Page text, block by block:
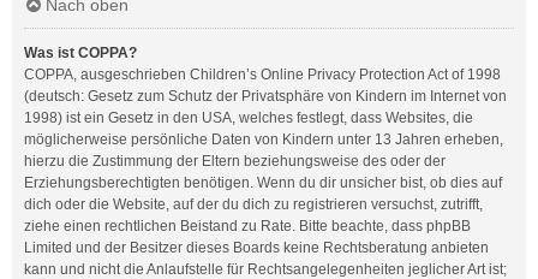
Nach oben
Was ist COPPA?
COPPA, ausgeschrieben Children’s Online Privacy Protection Act of 1998
(deutsch: Gesetz zum Schutz der Privatsphäre von Kindern im Internet von
1998) ist ein Gesetz in den USA, welches festlegt, dass Websites, die
möglicherweise persönliche Daten von Kindern unter 13 Jahren erheben,
hierzu die Zustimmung der Eltern beziehungsweise des oder der
Erziehungsberechtigten benötigen. Wenn du dir unsicher bist, ob dies auf
dich oder die Website, auf der du dich zu registrieren versuchst, zutrifft,
ziehe einen rechtlichen Beistand zu Rate. Bitte beachte, dass phpBB
Limited und der Besitzer dieses Boards keine Rechtsberatung anbieten
kann und nicht die Anlaufstelle für Rechtsangelegenheiten jeglicher Art ist;